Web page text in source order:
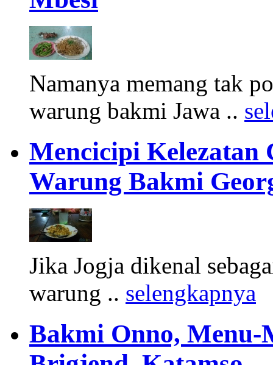
Namanya memang tak
warung bakmi Jawa ..
Mencicipi Kelezatan
Warung Bakmi
Jika Jogja dikenal
warung .. selengkapnya
Bakmi Onno, Menu-